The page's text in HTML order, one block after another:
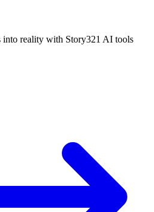
into reality with Story321 AI tools